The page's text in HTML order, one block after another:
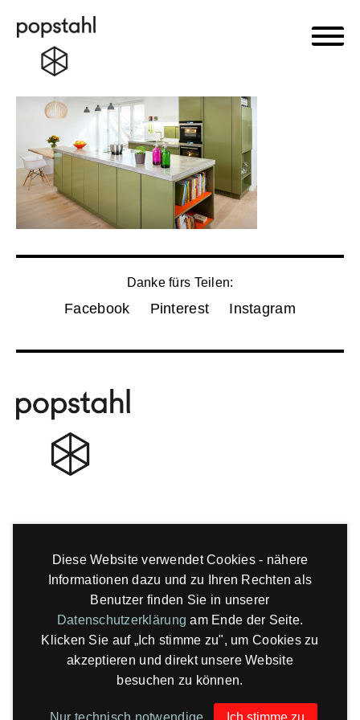
springen
Popstahl
Danke fürs Teilen:
Facebook Pinterest Instagram
Diese Website verwendet Cookies - nähere
Informationen dazu und zu Ihren Rechten als
Benutzer finden Sie in unserer
Datenschutzerklärung am Ende der Seite.
Klicken Sie auf „Ich stimme zu", um Cookies zu
akzeptieren und direkt unsere Website
besuchen zu können.
Nur technisch notwendige Ich stimme zu